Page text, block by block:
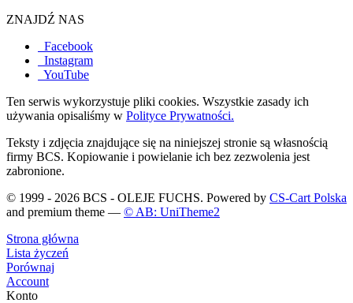
ZNAJDŹ NAS
Facebook
Instagram
YouTube
Ten serwis wykorzystuje pliki cookies. Wszystkie zasady ich
używania opisaliśmy w Polityce Prywatności.
Teksty i zdjęcia znajdujące się na niniejszej stronie są własnością
firmy BCS. Kopiowanie i powielanie ich bez zezwolenia jest
zabronione.
© 1999 - 2026 BCS - OLEJE FUCHS. Powered by CS-Cart Polska
and premium theme — © AB: UniTheme2
Strona główna
Lista życzeń
Porównaj
Account
Konto